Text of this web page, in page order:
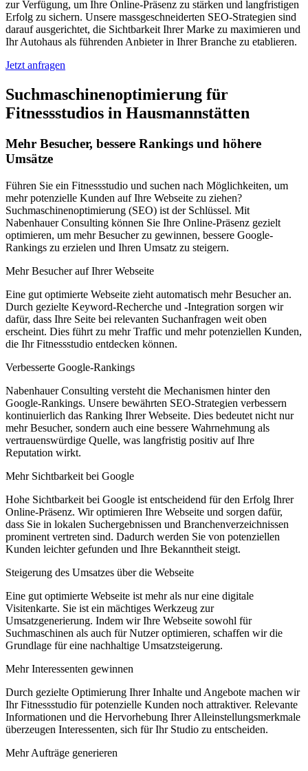
zur Verfügung, um Ihre Online-Präsenz zu stärken und langfristigen
Erfolg zu sichern. Unsere massgeschneiderten SEO-Strategien sind
darauf ausgerichtet, die Sichtbarkeit Ihrer Marke zu maximieren und
Ihr Autohaus als führenden Anbieter in Ihrer Branche zu etablieren.
Jetzt anfragen
Suchmaschinenoptimierung für
Fitnessstudios in Hausmannstätten
Mehr Besucher, bessere Rankings und höhere
Umsätze
Führen Sie ein Fitnessstudio und suchen nach Möglichkeiten, um
mehr potenzielle Kunden auf Ihre Webseite zu ziehen?
Suchmaschinenoptimierung (SEO) ist der Schlüssel. Mit
Nabenhauer Consulting können Sie Ihre Online-Präsenz gezielt
optimieren, um mehr Besucher zu gewinnen, bessere Google-
Rankings zu erzielen und Ihren Umsatz zu steigern.
Mehr Besucher auf Ihrer Webseite
Eine gut optimierte Webseite zieht automatisch mehr Besucher an.
Durch gezielte Keyword-Recherche und -Integration sorgen wir
dafür, dass Ihre Seite bei relevanten Suchanfragen weit oben
erscheint. Dies führt zu mehr Traffic und mehr potenziellen Kunden,
die Ihr Fitnessstudio entdecken können.
Verbesserte Google-Rankings
Nabenhauer Consulting versteht die Mechanismen hinter den
Google-Rankings. Unsere bewährten SEO-Strategien verbessern
kontinuierlich das Ranking Ihrer Webseite. Dies bedeutet nicht nur
mehr Besucher, sondern auch eine bessere Wahrnehmung als
vertrauenswürdige Quelle, was langfristig positiv auf Ihre
Reputation wirkt.
Mehr Sichtbarkeit bei Google
Hohe Sichtbarkeit bei Google ist entscheidend für den Erfolg Ihrer
Online-Präsenz. Wir optimieren Ihre Webseite und sorgen dafür,
dass Sie in lokalen Suchergebnissen und Branchenverzeichnissen
prominent vertreten sind. Dadurch werden Sie von potenziellen
Kunden leichter gefunden und Ihre Bekanntheit steigt.
Steigerung des Umsatzes über die Webseite
Eine gut optimierte Webseite ist mehr als nur eine digitale
Visitenkarte. Sie ist ein mächtiges Werkzeug zur
Umsatzgenerierung. Indem wir Ihre Webseite sowohl für
Suchmaschinen als auch für Nutzer optimieren, schaffen wir die
Grundlage für eine nachhaltige Umsatzsteigerung.
Mehr Interessenten gewinnen
Durch gezielte Optimierung Ihrer Inhalte und Angebote machen wir
Ihr Fitnessstudio für potenzielle Kunden noch attraktiver. Relevante
Informationen und die Hervorhebung Ihrer Alleinstellungsmerkmale
überzeugen Interessenten, sich für Ihr Studio zu entscheiden.
Mehr Aufträge generieren